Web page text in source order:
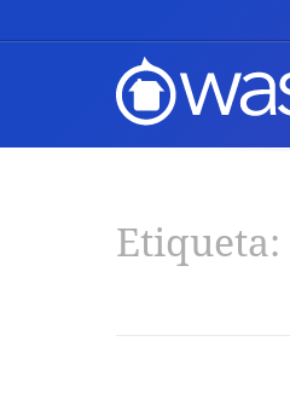
Etiqueta: